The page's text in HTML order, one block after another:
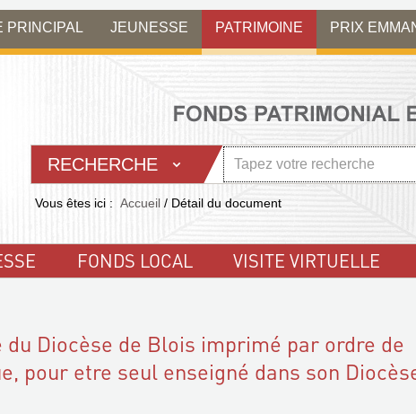
PRINCIPAL JEUNESSE PATRIMOINE PRIX
RECHERCHE
Vous êtes ici : Accueil / Détail du document
FONDS LOCAL VISITE VIRTUELLE
du Diocèse de Blois imprimé par ordre de
pour etre seul enseigné dans son